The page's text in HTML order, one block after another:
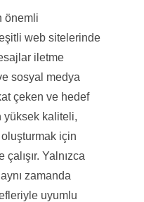
önemli
web sitelerinde
iletme
sosyal medya
çeken ve hedef
yüksek kaliteli,
oluşturmak için
Yalnızca
zamanda
uyumlu